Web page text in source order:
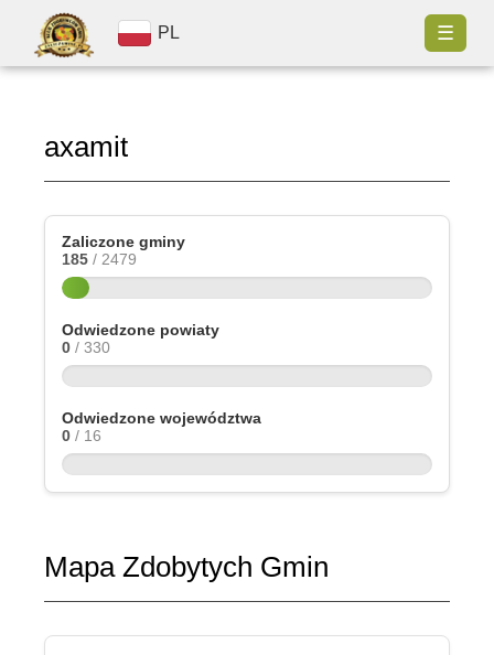
PL ☰
axamit
Zaliczone gminy
185 / 2479
Odwiedzone powiaty
0 / 330
Odwiedzone województwa
0 / 16
Mapa Zdobytych Gmin